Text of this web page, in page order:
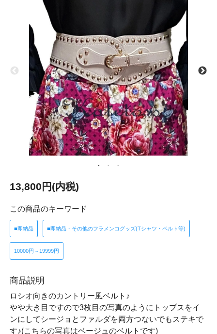
13,800円(内税)
この商品のキーワード
■即納品 ■即納品・その他のフラメンコグッズ(Tシャツ・ベルト等)
10000円～19999円
商品説明
ロシオ向きのカントリー風ベルト♪
やや大き目ですので3枚目の写真のようにトップスをイ
ンにしてシージョとファルダを両方つないでもステキで
す♪(こちらの写真はベージュのベルトです)